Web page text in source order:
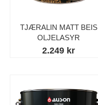
TJÆRALIN MATT BEIS
OLJELASYR
2.249 kr